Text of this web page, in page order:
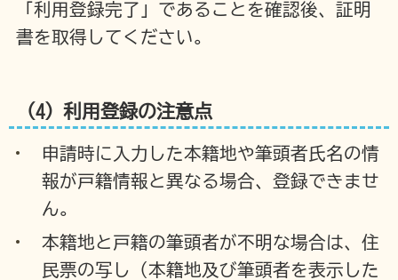
「利用登録完了」であることを確認後、証明
書を取得してください。
（4）利用登録の注意点
申請時に入力した本籍地や筆頭者氏名の情
報が戸籍情報と異なる場合、登録できませ
ん。
本籍地と戸籍の筆頭者が不明な場合は、住
民票の写し（本籍地及び筆頭者を表示した